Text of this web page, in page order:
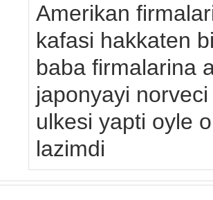
Amerikan
kafasi hakkaten
baba firmalarina
japonyayi
ulkesi yapti oyle
lazimdi